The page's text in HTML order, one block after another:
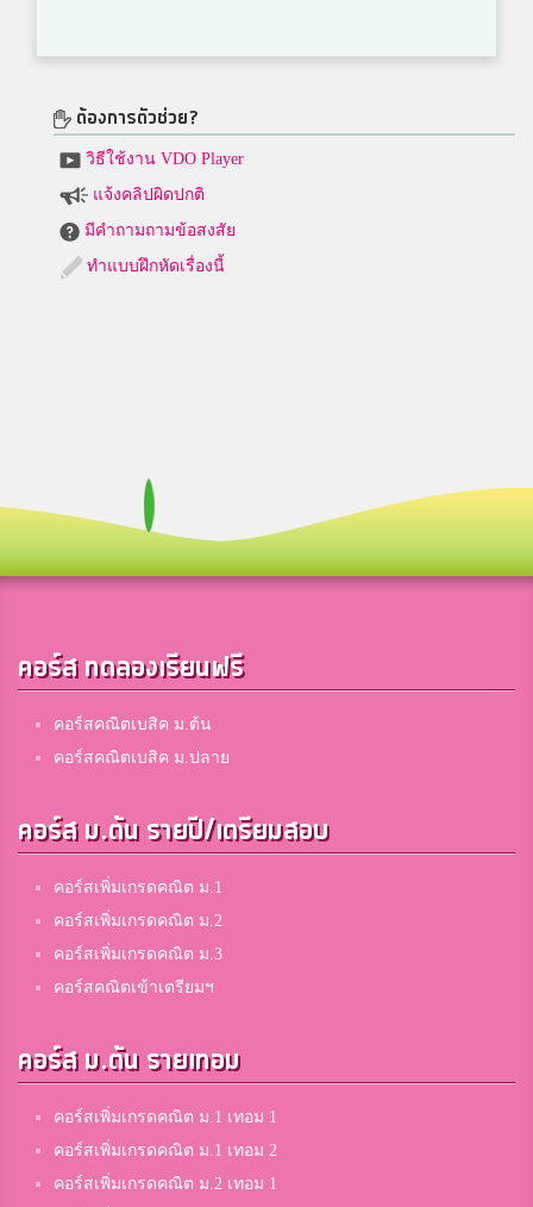
ต้องการตัวช่วย?
วิธีใช้งาน VDO Player
แจ้งคลิปผิดปกติ
มีคำถามถามข้อสงสัย
ทำแบบฝึกหัดเรื่องนี้
คอร์ส ทดลองเรียนฟรี
คอร์สคณิตเบสิค ม.ต้น
คอร์สคณิตเบสิค ม.ปลาย
คอร์ส ม.ต้น รายปี/เตรียมสอบ
คอร์สเพิ่มเกรดคณิต ม.1
คอร์สเพิ่มเกรดคณิต ม.2
คอร์สเพิ่มเกรดคณิต ม.3
คอร์สคณิตเข้าเตรียมฯ
คอร์ส ม.ต้น รายเทอม
คอร์สเพิ่มเกรดคณิต ม.1 เทอม 1
คอร์สเพิ่มเกรดคณิต ม.1 เทอม 2
คอร์สเพิ่มเกรดคณิต ม.2 เทอม 1